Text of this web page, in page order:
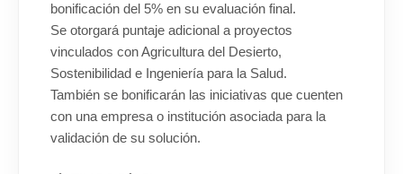
bonificación del 5% en su evaluación final.
Se otorgará puntaje adicional a proyectos
vinculados con Agricultura del Desierto,
Sostenibilidad e Ingeniería para la Salud.
También se bonificarán las iniciativas que cuenten
con una empresa o institución asociada para la
validación de su solución.